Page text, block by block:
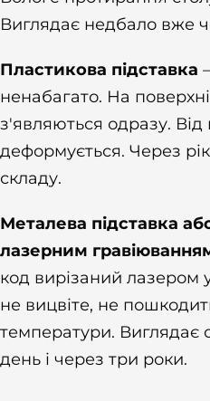
Виглядає недбало вже
Пластикова підставка
ненабагато. На
з'являються одразу.
деформується. Через рік
складу.
Металева підставка
лазерним
код вирізаний лазером
не вицвіте, не
температури.
день і через три роки.